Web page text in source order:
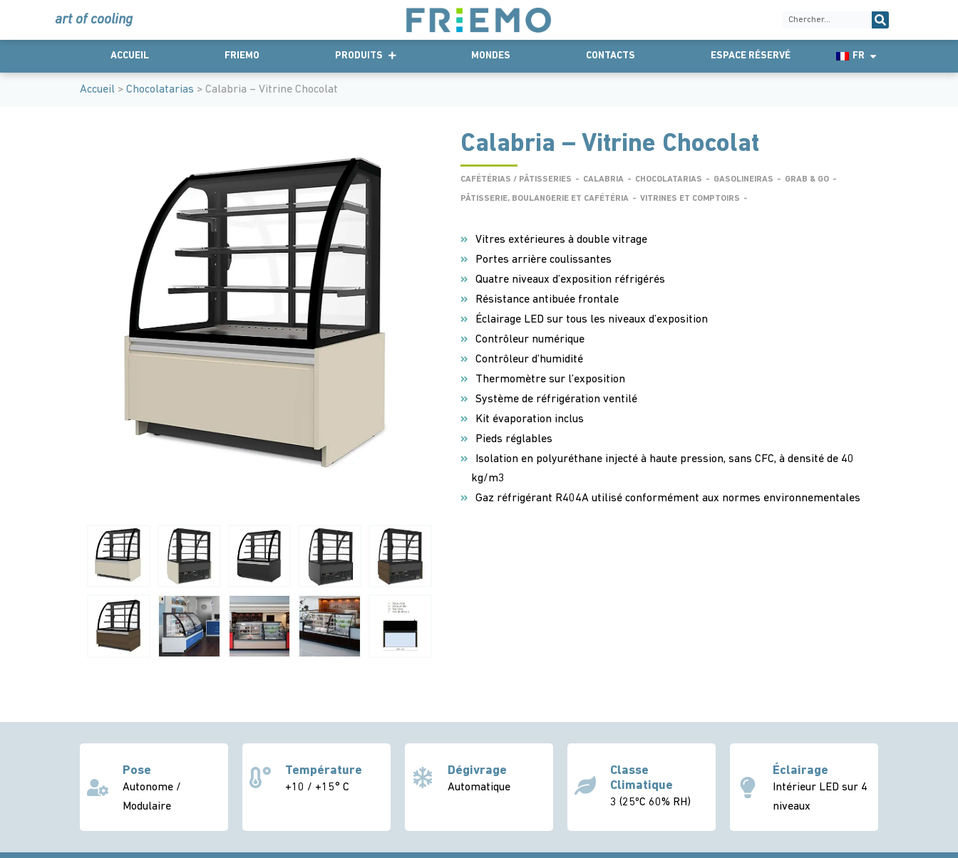
art of cooling
ACCUEIL FRIEMO PRODUITS MONDES CONTACTS ESPACE RÉSERVÉ FR
Accueil > Chocolatarias > Calabria – Vitrine Chocolat
Calabria – Vitrine Chocolat
CAFÉTÉRIAS / PÂTISSERIES - CALABRIA - CHOCOLATARIAS - GASOLINEIRAS - GRAB & GO -
PÂTISSERIE, BOULANGERIE ET CAFÉTÉRIA - VITRINES ET COMPTOIRS -
Vitres extérieures à double vitrage
Portes arrière coulissantes
Quatre niveaux d’exposition réfrigérés
Résistance antibuée frontale
Éclairage LED sur tous les niveaux d’exposition
Contrôleur numérique
Contrôleur d’humidité
Thermomètre sur l’exposition
Système de réfrigération ventilé
Kit évaporation inclus
Pieds réglables
Isolation en polyuréthane injecté à haute pression, sans CFC, à densité de 40
kg/m3
Gaz réfrigérant R404A utilisé conformément aux normes environnementales
Pose
Autonome /
Modulaire
Température
+10 / +15° C
Dégivrage
Automatique
Classe
Climatique
3 (25ºC 60% RH)
Éclairage
Intérieur LED sur 4
niveaux